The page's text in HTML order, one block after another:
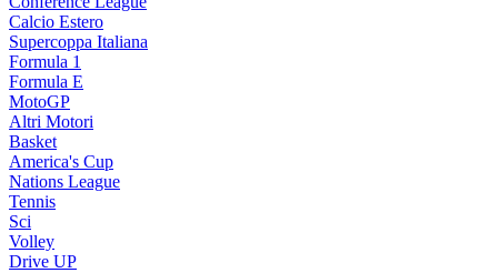
Calcio Estero
Supercoppa Italiana
Formula 1
Formula E
MotoGP
Altri Motori
Basket
America's Cup
Nations League
Tennis
Sci
Volley
Drive UP